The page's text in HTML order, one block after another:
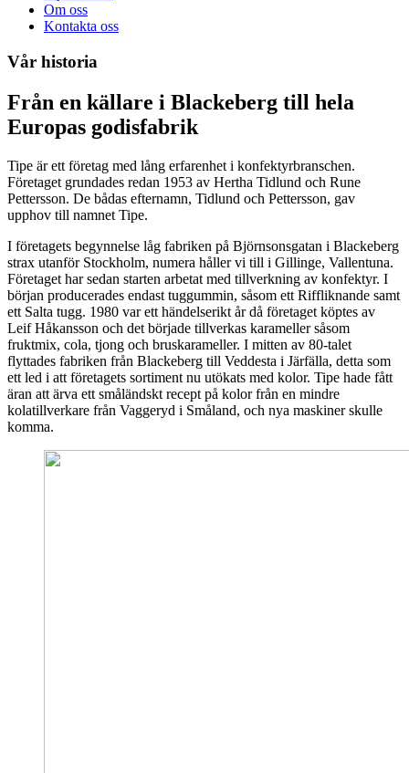
Om oss
Kontakta oss
Vår historia
Från en källare i Blackeberg till hela
Europas godisfabrik
Tipe är ett företag med lång erfarenhet i konfektyrbranschen.
Företaget grundades redan 1953 av Hertha Tidlund och Rune
Pettersson. De bådas efternamn, Tidlund och Pettersson, gav
upphov till namnet Tipe.
I företagets begynnelse låg fabriken på Björnsonsgatan i Blackeberg
strax utanför Stockholm, numera håller vi till i Gillinge, Vallentuna.
Företaget har sedan starten arbetat med tillverkning av konfektyr. I
början producerades endast tuggummin, såsom ett Riffliknande samt
ett Salta tugg. 1980 var ett händelserikt år då företaget köptes av
Leif Håkansson och det började tillverkas karameller såsom
fruktmix, cola, tjong och bruskarameller. I mitten av 80-talet
flyttades fabriken från Blackeberg till Veddesta i Järfälla, detta som
ett led i att företagets sortiment nu utökats med kolor. Tipe hade fått
äran att ärva ett småländskt recept på kolor från en mindre
kolatillverkare från Vaggeryd i Småland, och nya maskiner skulle
komma.